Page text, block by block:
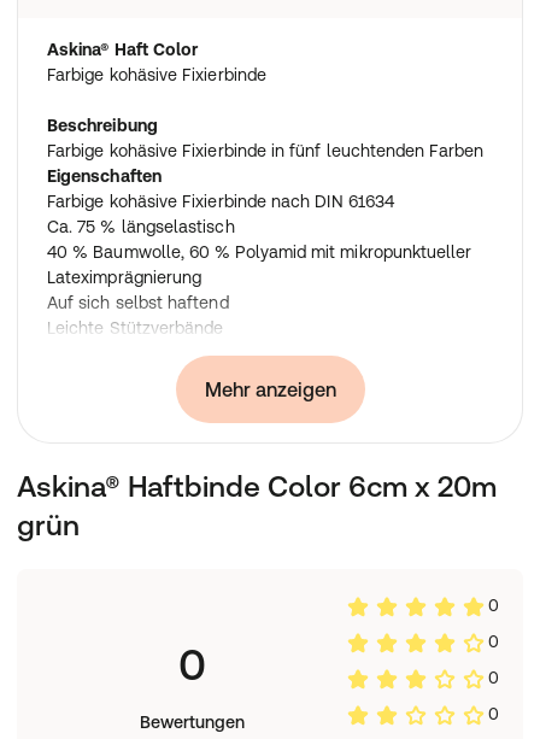
Askina® Haft Color
Farbige kohäsive Fixierbinde
Beschreibung
Farbige kohäsive Fixierbinde in fünf leuchtenden Farben
Eigenschaften
Farbige kohäsive Fixierbinde nach DIN 61634
Ca. 75 % längselastisch
40 % Baumwolle, 60 % Polyamid mit mikropunktueller
Lateximprägnierung
Auf sich selbst haftend
Leichte Stützverbände
Zum Anwickeln von Schienen
Als Hautschutz unter einem Tapeverband
Mehr anzeigen
Askina® Haftbinde Color 6cm x 20m
grün
0
Bewertungen
0
0
0
0